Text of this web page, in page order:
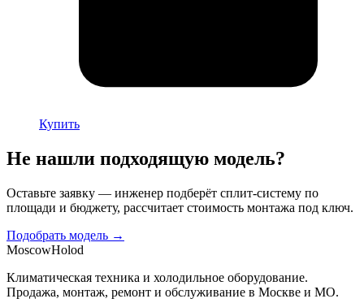
Купить
Не нашли подходящую модель?
Оставьте заявку — инженер подберёт сплит-систему по
площади и бюджету, рассчитает стоимость монтажа под ключ.
Подобрать модель →
MoscowHolod
Климатическая техника и холодильное оборудование.
Продажа, монтаж, ремонт и обслуживание в Москве и МО.